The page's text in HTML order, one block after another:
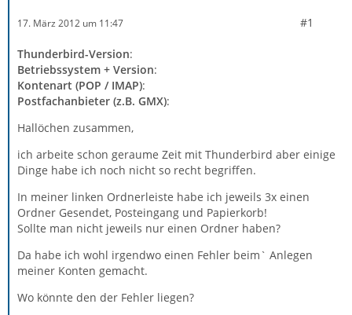
17. März 2012 um 11:47 #1
Thunderbird-Version:
Betriebssystem + Version:
Kontenart (POP / IMAP):
Postfachanbieter (z.B. GMX):
Hallöchen zusammen,
ich arbeite schon geraume Zeit mit Thunderbird aber einige
Dinge habe ich noch nicht so recht begriffen.
In meiner linken Ordnerleiste habe ich jeweils 3x einen
Ordner Gesendet, Posteingang und Papierkorb!
Sollte man nicht jeweils nur einen Ordner haben?
Da habe ich wohl irgendwo einen Fehler beim` Anlegen
meiner Konten gemacht.
Wo könnte den der Fehler liegen?